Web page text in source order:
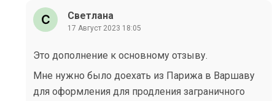
Светлана
17 Август 2023 18:05
Это дополнение к основному отзыву.
Мне нужно было доехать из Парижа в Варшаву
для оформления для продления заграничного